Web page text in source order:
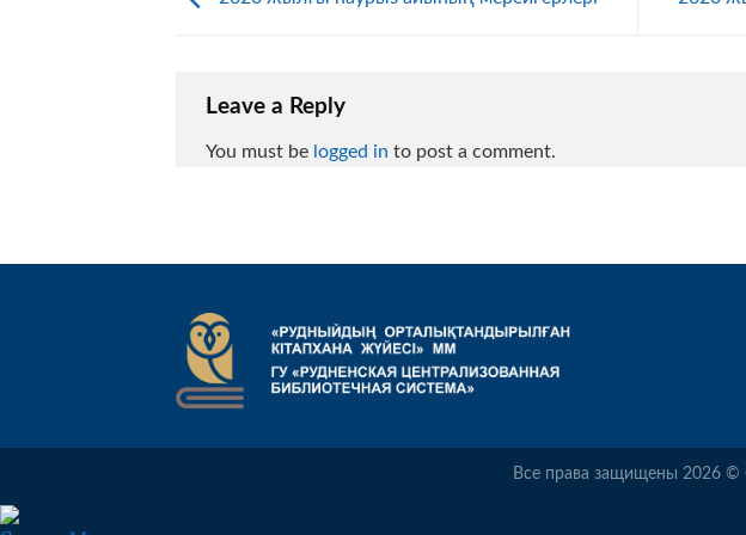
Leave a Reply
You must be logged in to post a comment.
Все права защищены 2026 ©